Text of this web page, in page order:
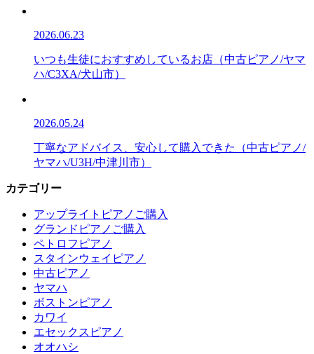
2026.06.23
いつも生徒におすすめしているお店（中古ピアノ/ヤマ
ハ/C3XA/犬山市）
2026.05.24
丁寧なアドバイス、安心して購入できた（中古ピアノ/
ヤマハ/U3H/中津川市）
カテゴリー
アップライトピアノご購入
グランドピアノご購入
ペトロフピアノ
スタインウェイピアノ
中古ピアノ
ヤマハ
ボストンピアノ
カワイ
エセックスピアノ
オオハシ